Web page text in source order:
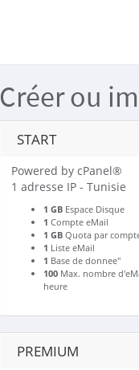
Créer ou
START
Powered by cPanel®
1 adresse IP - Tunisie
1 GBEspace Disque
1 Compte eMail
1 GBQuota par
1 Liste eMail
1 Base de donnee"
100Max. nombre
heure
PREMIUM